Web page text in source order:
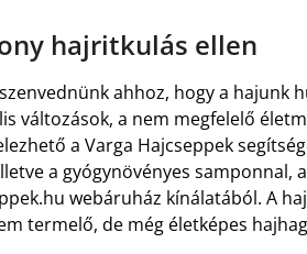
hajritkulás ellen
ahhoz, hogy a hajunk
változások, a nem megfelelő
a Varga Hajcseppek
a gyógynövényes samponnal,
webáruház kínálatából. A
termelő, de még életképes